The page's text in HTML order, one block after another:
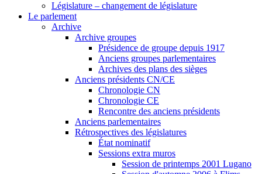
Législature – changement de législature
Le parlement
Archive
Archive groupes
Présidence de groupe depuis 1917
Anciens groupes parlementaires
Archives des plans des sièges
Anciens présidents CN/CE
Chronologie CN
Chronologie CE
Rencontre des anciens présidents
Anciens parlementaires
Rétrospectives des législatures
État nominatif
Sessions extra muros
Session de printemps 2001 Lugano